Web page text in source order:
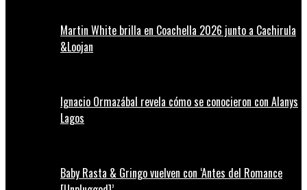
Martin White brilla en Coachella 2026 junto a Cachirula
&Loojan
Ignacio Ormazábal revela cómo se conocieron con Alanys
Lagos
Baby Rasta & Gringo vuelven con ‘Antes del Romance